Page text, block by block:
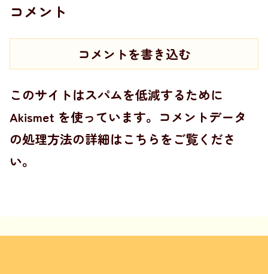
コメント
コメントを書き込む
このサイトはスパムを低減するために
Akismet を使っています。 コメントデータ
の処理方法の詳細はこちらをご覧くださ
い。